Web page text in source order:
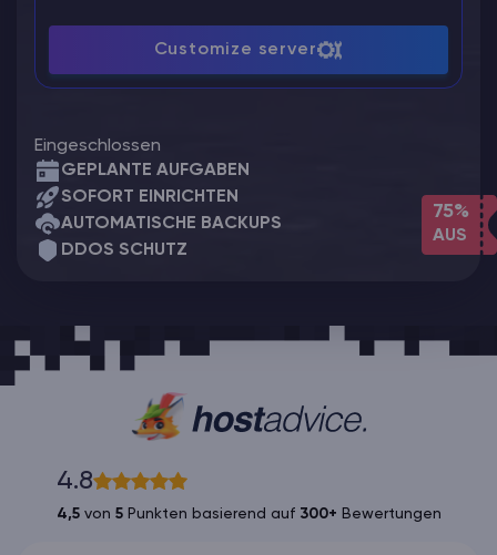
75%
AUS
Customize server
Eingeschlossen
GEPLANTE AUFGABEN
SOFORT EINRICHTEN
AUTOMATISCHE BACKUPS
DDOS SCHUTZ
4.8
4,5von 5Punkten basierend auf 300+ Bewertungen